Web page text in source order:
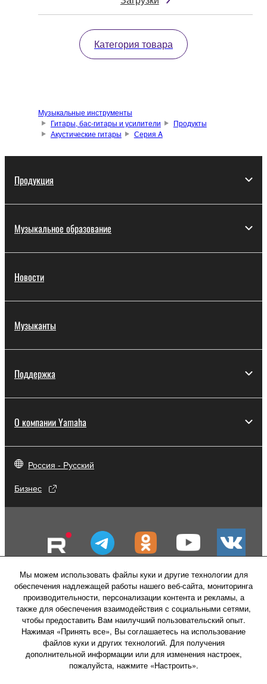
Категория товара
Музыкальные инструменты
Гитары, бас-гитары и усилители
Продукты
Акустические гитары
Серия A
Продукция
Музыкальное образование
Новости
Музыканты
Поддержка
О компании Yamaha
Россия - Русский
Бизнес
Мы можем использовать файлы куки и другие технологии для
обеспечения надлежащей работы нашего веб-сайта, мониторинга
производительности, персонализации контента и рекламы, а
также для обеспечения взаимодействия с социальными сетями,
чтобы предоставить Вам наилучший пользовательский опыт.
Нажимая «Принять все», Вы соглашаетесь на использование
файлов куки и других технологий. Для получения
дополнительной информации или для изменения настроек,
пожалуйста, нажмите «Настроить».
Свяжитесь с намиУсловия использования
Политика конфиденциальности
Политика в отношении файлов куки